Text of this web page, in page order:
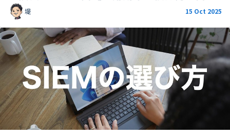
る】
堤 15 Oct 2025